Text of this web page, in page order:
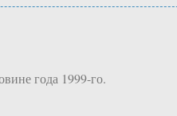
года 1999-го.